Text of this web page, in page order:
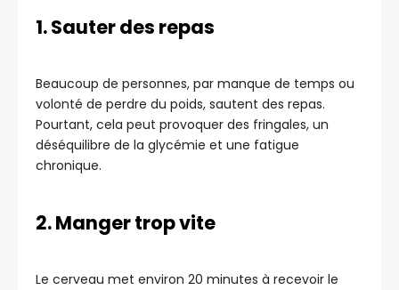
1. Sauter des repas
Beaucoup de personnes, par manque de temps ou
volonté de perdre du poids, sautent des repas.
Pourtant, cela peut provoquer des fringales, un
déséquilibre de la glycémie et une fatigue
chronique.
2. Manger trop vite
Le cerveau met environ 20 minutes à recevoir le